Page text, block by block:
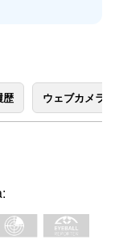
歴 ウェブカメラ